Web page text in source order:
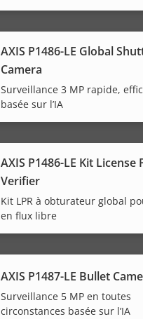
AXIS P1486-LE Global
Camera
Surveillance 3 MP rapide,
basée sur l’IA
AXIS P1486-LE Kit License
Verifier
Kit LPR à obturateur global
en flux libre
AXIS P1487-LE Bullet
Surveillance 5 MP en toutes
circonstances basée sur l’IA